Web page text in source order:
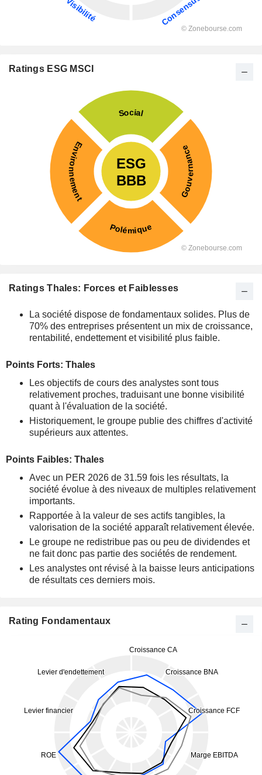
Ratings ESG MSCI
Ratings Thales: Forces et Faiblesses
La société dispose de fondamentaux solides. Plus de
70% des entreprises présentent un mix de croissance,
rentabilité, endettement et visibilité plus faible.
Points Forts: Thales
Les objectifs de cours des analystes sont tous
relativement proches, traduisant une bonne visibilité
quant à l'évaluation de la société.
Historiquement, le groupe publie des chiffres d'activité
supérieurs aux attentes.
Points Faibles: Thales
Avec un PER 2026 de 31.59 fois les résultats, la
société évolue à des niveaux de multiples relativement
importants.
Rapportée à la valeur de ses actifs tangibles, la
valorisation de la société apparaît relativement élevée.
Le groupe ne redistribue pas ou peu de dividendes et
ne fait donc pas partie des sociétés de rendement.
Les analystes ont révisé à la baisse leurs anticipations
de résultats ces derniers mois.
Rating Fondamentaux